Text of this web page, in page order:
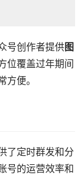
号创作者提供图
位覆盖过年期间
便。
了定时群发和分
号的运营效率和